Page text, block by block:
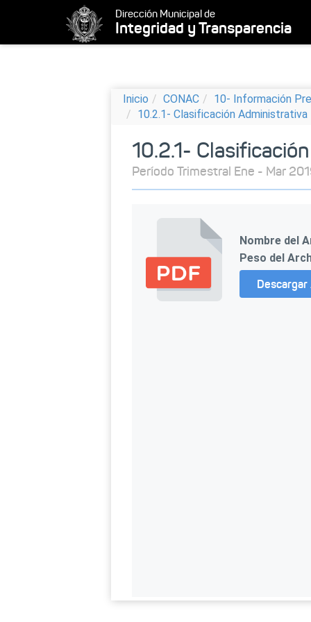
Dirección Municipal de
Integridad y Transparencia
Inicio CONAC
10- Información
10.2.1- Clasificación Administrativa
10.2.1-
Período Trimestral Ene - Mar
Nombre del
Peso del